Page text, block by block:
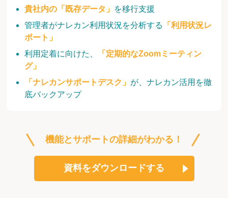
貴社内の「既存データ」 を移行支援
管理者がナレカン利用状況を分析する
「利用状況レ
ポート」
利用定着に向けた、
「定期的なZoomミーティン
グ」
「ナレカンサポートデスク」 が、ナレカン活用を徹
底バックアップ
機能とサポートの詳細がわかる！
資料をダウンロードする